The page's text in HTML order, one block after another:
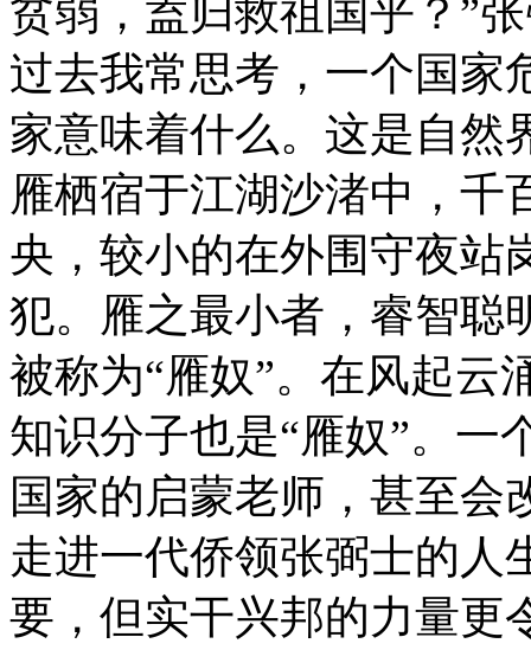
贫弱，盍归救祖国乎？”
过去我常思考，一个国家
家意味着什么。这是自然
雁栖宿于江湖沙渚中，千
央，较小的在外围守夜站
犯。雁之最小者，睿智聪
被称为“雁奴”。在风起云
知识分子也是“雁奴”。一
国家的启蒙老师，甚至会
走进一代侨领张弼士的人
要，但实干兴邦的力量更